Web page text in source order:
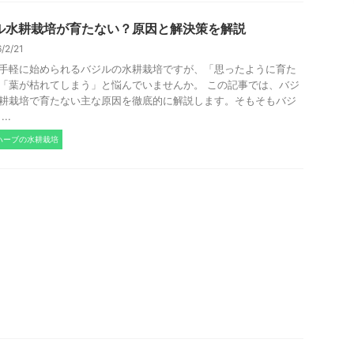
水耕栽培が育たない？原因と解決策を解説
2/21
軽に始められるバジルの水耕栽培ですが、「思ったように育た
葉が枯れてしまう」と悩んでいませんか。 この記事では、バジ
栽培で育たない主な原因を徹底的に解説します。そもそもバジ
ーブの水耕栽培